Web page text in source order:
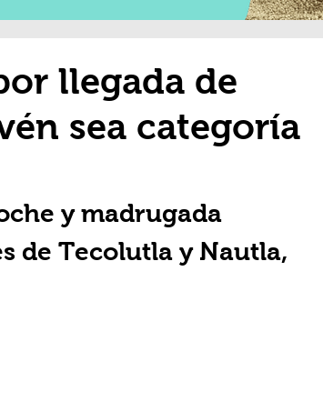
llegada de
sea categoría
y madrugada
de Tecolutla y Nautla,